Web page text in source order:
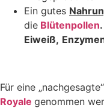
Ein gutes
die Blütenpollen.
Eiweiß,
Für eine „nachgesagte“
Royale genommen